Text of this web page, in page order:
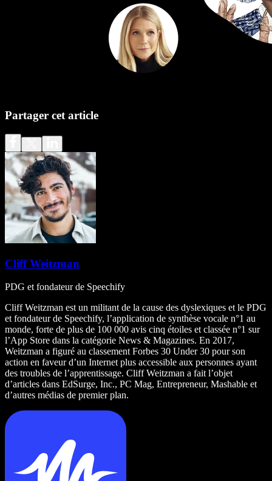
Partager cet article
Cliff Weitzman
PDG et fondateur de Speechify
Cliff Weitzman est un militant de la cause des dyslexiques et le PDG
et fondateur de Speechify, l’application de synthèse vocale n°1 au
monde, forte de plus de 100 000 avis cinq étoiles et classée n°1 sur
l’App Store dans la catégorie News & Magazines. En 2017,
Weitzman a figuré au classement Forbes 30 Under 30 pour son
action en faveur d’un Internet plus accessible aux personnes ayant
des troubles de l’apprentissage. Cliff Weitzman a fait l’objet
d’articles dans EdSurge, Inc., PC Mag, Entrepreneur, Mashable et
d’autres médias de premier plan.